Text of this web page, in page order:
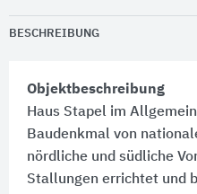
BESCHREIBUNG
Objektbeschreibung
Haus Stapel im
Baudenkmal von
nördliche und südliche
Stallungen errichtet und